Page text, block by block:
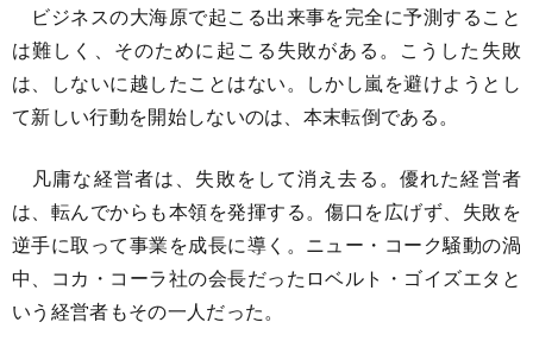
ビジネスの大海原で起こる出来事を完全に予測すること
は難しく、そのために起こる失敗がある。こうした失敗
は、しないに越したことはない。しかし嵐を避けようとし
て新しい行動を開始しないのは、本末転倒である。
凡庸な経営者は、失敗をして消え去る。優れた経営者
は、転んでからも本領を発揮する。傷口を広げず、失敗を
逆手に取って事業を成長に導く。ニュー・コーク騒動の渦
中、コカ・コーラ社の会長だったロベルト・ゴイズエタと
いう経営者もその一人だった。